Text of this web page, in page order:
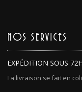
NOS SERVICES
EXPÉDITION SOUS 72H
La livraison se fait en